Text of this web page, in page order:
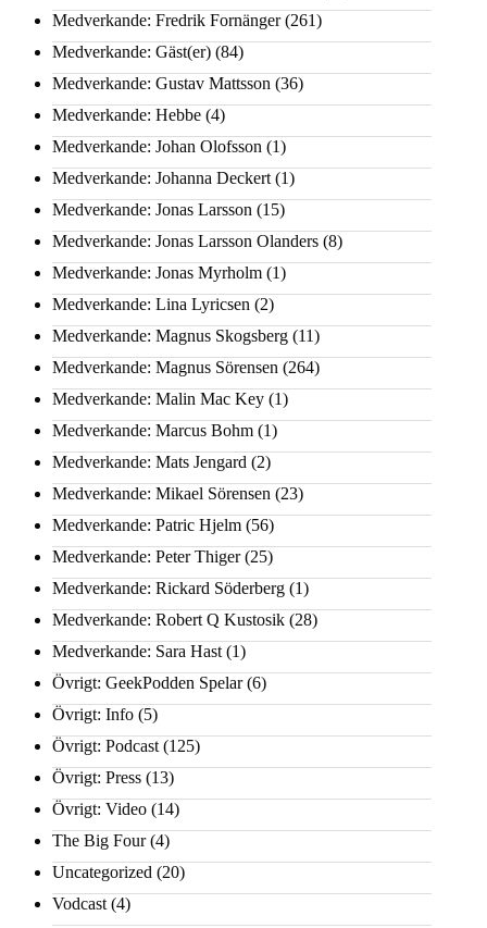
Medverkande: Fredrik Fornänger(261)
Medverkande: Gäst(er) (84)
Medverkande: Gustav Mattsson (36)
Medverkande: Hebbe (4)
Medverkande: Johan Olofsson (1)
Medverkande: Johanna Deckert (1)
Medverkande: Jonas Larsson (15)
Medverkande: Jonas Larsson Olanders (8)
Medverkande: Jonas Myrholm (1)
Medverkande: Lina Lyricsen (2)
Medverkande: Magnus Skogsberg (11)
Medverkande: Magnus Sörensen (264)
Medverkande: Malin Mac Key (1)
Medverkande: Marcus Bohm (1)
Medverkande: Mats Jengard (2)
Medverkande: Mikael Sörensen (23)
Medverkande: Patric Hjelm (56)
Medverkande: Peter Thiger(25)
Medverkande: Rickard Söderberg (1)
Medverkande: Robert Q Kustosik (28)
Medverkande: Sara Hast (1)
Övrigt: GeekPodden Spelar(6)
Övrigt: Info (5)
Övrigt: Podcast (125)
Övrigt: Press (13)
Övrigt: Video (14)
The Big Four(4)
Uncategorized (20)
Vodcast (4)